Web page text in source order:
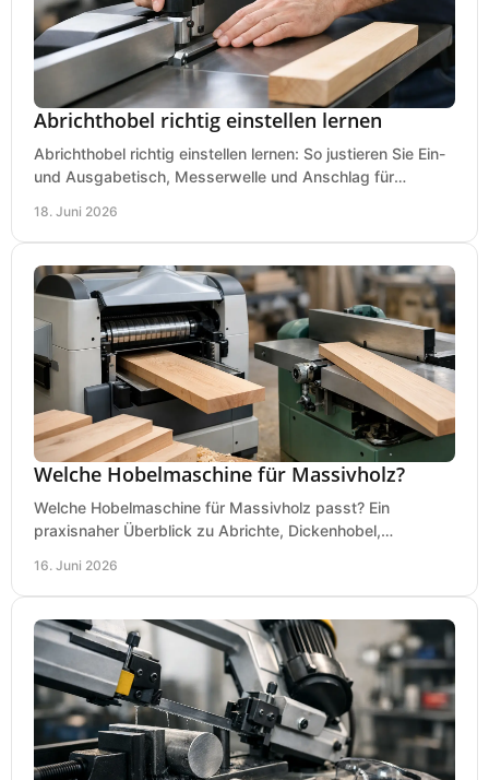
Abrichthobel richtig einstellen lernen
Abrichthobel richtig einstellen lernen: So justieren Sie Ein-
und Ausgabetisch, Messerwelle und Anschlag für
18. Juni 2026
Welche Hobelmaschine für Massivholz?
Welche Hobelmaschine für Massivholz passt? Ein
praxisnaher Überblick zu Abrichte, Dickenhobel,
16. Juni 2026